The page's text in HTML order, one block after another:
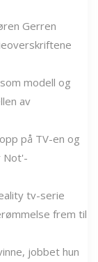
Gerren
modell og
av
på TV-en og
Not'-
tv-serie
frem til
jobbet hun